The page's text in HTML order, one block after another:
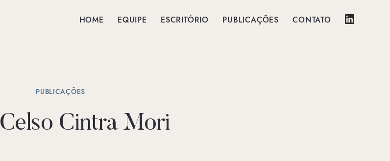
HOME EQUIPE ESCRITÓRIO PUBLICAÇÕES CONTATO
PUBLICAÇÕES
Celso Cintra Mori